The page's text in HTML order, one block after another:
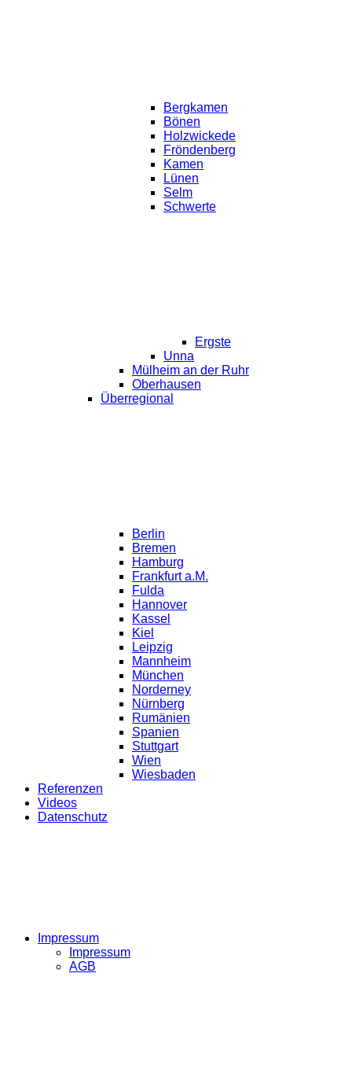
Bergkamen
Bönen
Holzwickede
Fröndenberg
Kamen
Lünen
Selm
Schwerte
Ergste
Unna
Mülheim an der Ruhr
Oberhausen
Überregional
Berlin
Bremen
Hamburg
Frankfurt a.M.
Fulda
Hannover
Kassel
Kiel
Leipzig
Mannheim
München
Norderney
Nürnberg
Rumänien
Spanien
Stuttgart
Wien
Wiesbaden
Referenzen
Videos
Datenschutz
Impressum
Impressum
AGB